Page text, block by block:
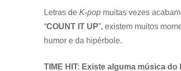
Letras de K-pop muitas vezes
“COUNT IT UP”, existem muitos
humor e da hipérbole.
TIME HIT: Existe alguma música